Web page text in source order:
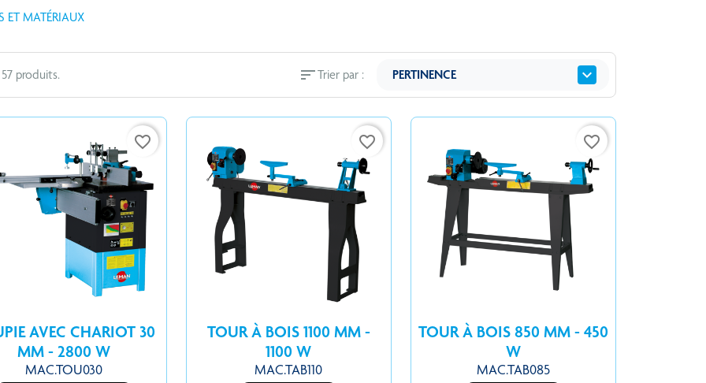
ET MATÉRIAUX
produits. sortTrier par : PERTINENCE expand_more
favorite_border
AVEC CHARIOT 30
MM - 2800 W
MAC.TOU030
favorite_border
TOUR À BOIS 1100 MM -
1100 W
MAC.TAB110
favorite_border
TOUR À BOIS 850 MM - 450
W
MAC.TAB085